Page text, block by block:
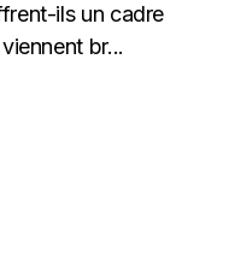
ils un cadre
br...